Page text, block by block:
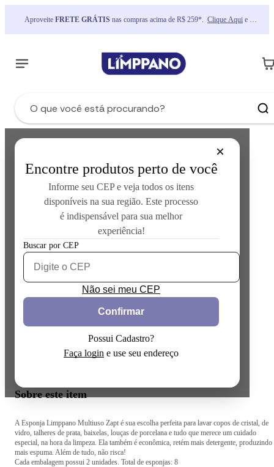
Aproveite FRETE GRÁTIS nas compras acima de R$ 259*. Clique Aqui e
Encontre produtos perto de você
Informe seu CEP e veja todos os itens
disponíveis na sua região. Este processo
é indispensável para sua melhor
experiência!
Buscar por CEP
Não sei meu CEP
Confirmar
Possui Cadastro?
Faça login e use seu endereço
Error loading product data:
Sobre este item
A Esponja Limppano Multiuso Zapt é sua escolha perfeita para lavar copos de cristal, de
vidro, talheres de prata, baixelas, louças de porcelana e tudo que merece um cuidado
especial, na hora da limpeza. Ela também é econômica, retém mais detergente, produzindo
mais espuma. Além de tudo, não risca!
Cada embalagem possui 2 unidades. Total de esponjas: 8